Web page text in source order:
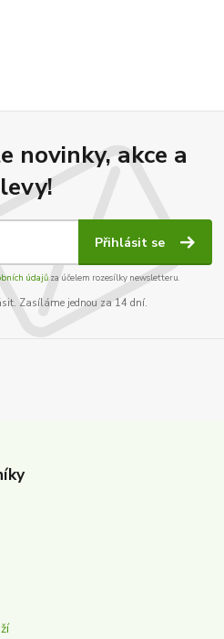
novinky, akce a
Přihlásit se
údajůza účelem rozesílky newsletteru.
Zasíláme jednou za 14 dní.